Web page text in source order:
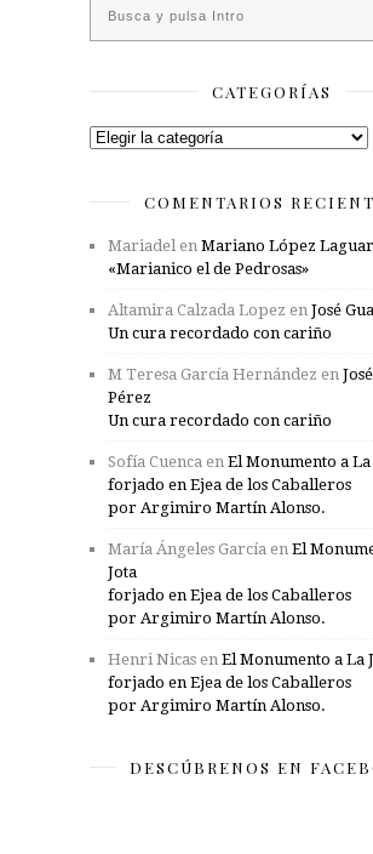
CATEGORÍAS
Categorías
COMENTARIOS
Mariadel en Mariano López
«Marianico el de Pedrosas»
Altamira Calzada Lopez en José
Un cura recordado con cariño
M Teresa García Hernández en
Pérez
Un cura recordado con cariño
Sofía Cuenca en El Monumento a La
forjado en Ejea de los Caballeros
por Argimiro Martín Alonso.
María Ángeles García en El
Jota
forjado en Ejea de los Caballeros
por Argimiro Martín Alonso.
Henri Nicas en El Monumento a La
forjado en Ejea de los Caballeros
por Argimiro Martín Alonso.
DESCÚBRENOS EN